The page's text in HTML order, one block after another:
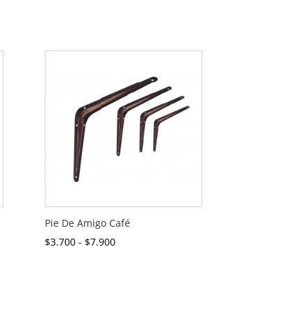
Pie De Amigo Café
$3.700 - $7.900Rango